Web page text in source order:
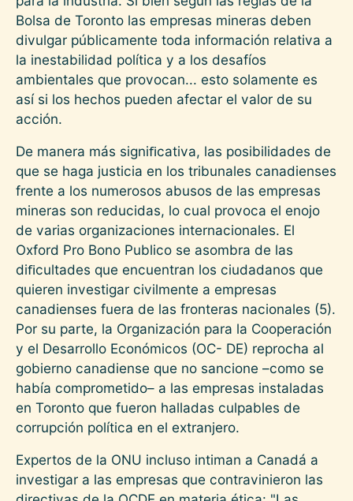
Bolsa de Toronto las empresas mineras deben
divulgar públicamente toda información relativa a
la inestabilidad política y a los desafíos
ambientales que provocan... esto solamente es
así si los hechos pueden afectar el valor de su
acción.
De manera más signiﬁcativa, las posibilidades de
que se haga justicia en los tribunales canadienses
frente a los numerosos abusos de las empresas
mineras son reducidas, lo cual provoca el enojo
de varias organizaciones internacionales. El
Oxford Pro Bono Publico se asombra de las
diﬁcultades que encuentran los ciudadanos que
quieren investigar civilmente a empresas
canadienses fuera de las fronteras nacionales (5).
Por su parte, la Organización para la Cooperación
y el Desarrollo Económicos (OC- DE) reprocha al
gobierno canadiense que no sancione –como se
había comprometido– a las empresas instaladas
en Toronto que fueron halladas culpables de
corrupción política en el extranjero.
Expertos de la ONU incluso intiman a Canadá a
investigar a las empresas que contravinieron las